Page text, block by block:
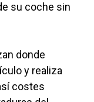
su coche sin
donde
y realiza
costes